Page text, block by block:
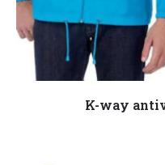
K-way